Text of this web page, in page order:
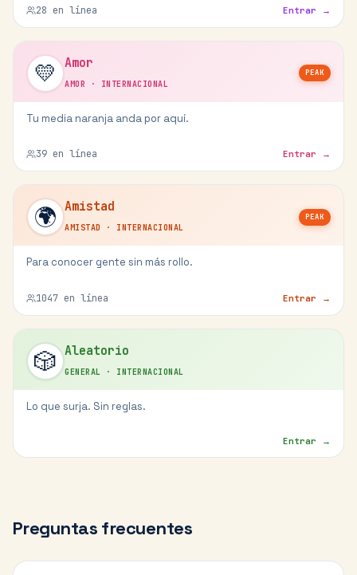
28 en línea Entrar →
💛 Amor
AMOR · INTERNACIONAL
PEAK
Tu media naranja anda por aquí.
39 en línea Entrar →
🌍 Amistad
AMISTAD · INTERNACIONAL
PEAK
Para conocer gente sin más rollo.
1047 en línea Entrar →
🎲 Aleatorio
GENERAL · INTERNACIONAL
Lo que surja. Sin reglas.
Entrar →
Preguntas frecuentes